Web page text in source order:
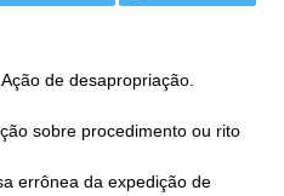
de desapropriação.